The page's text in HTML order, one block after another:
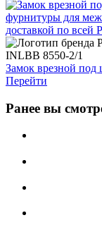
INLBB 8550-2/1
Замок врезной
Перейти
Ранее вы